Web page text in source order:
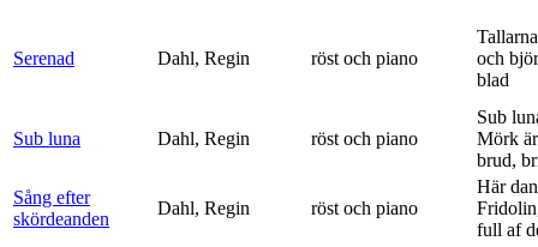
Serenad Dahl, Regin röst och piano
och
blad
Sub luna Dahl, Regin röst och piano
Sub
Mörk
brud,
Sång efter
skördeanden
Dahl, Regin röst och piano
Här
full af